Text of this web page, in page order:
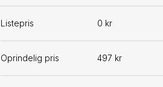
Listepris 0 kr
Oprindelig pris 497 kr